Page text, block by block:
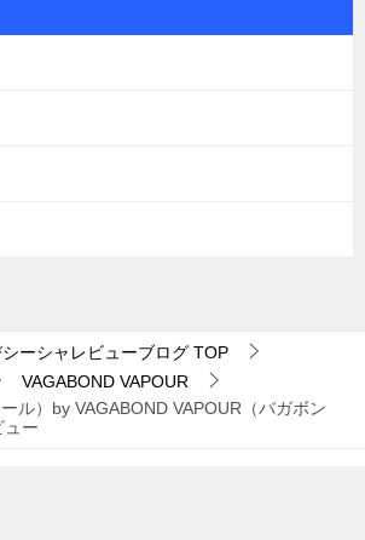
ーシャレビューブログ TOP
VAGABOND VAPOUR
ル）by VAGABOND VAPOUR（バガボン
ュー